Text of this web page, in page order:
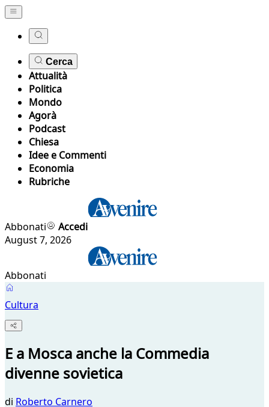
Cerca
Attualità
Politica
Mondo
Agorà
Podcast
Chiesa
Idee e Commenti
Economia
Rubriche
Abbonati
Accedi
August 7, 2026
Abbonati
Cultura
E a Mosca anche la Commedia
divenne sovietica
di Roberto Carnero